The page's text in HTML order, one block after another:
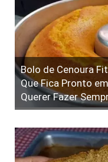
Bolo de Cenoura
Que Fica Pronto
Querer Fazer